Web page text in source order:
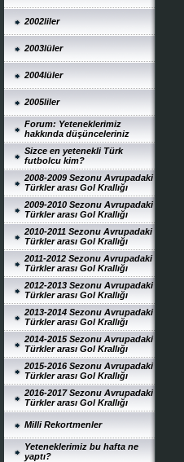
2002liler
2003lüler
2004lüler
2005liler
Forum: Yeteneklerimiz
hakkında düşünceleriniz
Sizce en yetenekli Türk
futbolcu kim?
2008-2009 Sezonu Avrupadaki
Türkler arası Gol Krallığı
2009-2010 Sezonu Avrupadaki
Türkler arası Gol Krallığı
2010-2011 Sezonu Avrupadaki
Türkler arası Gol Krallığı
2011-2012 Sezonu Avrupadaki
Türkler arası Gol Krallığı
2012-2013 Sezonu Avrupadaki
Türkler arası Gol Krallığı
2013-2014 Sezonu Avrupadaki
Türkler arası Gol Krallığı
2014-2015 Sezonu Avrupadaki
Türkler arası Gol Krallığı
2015-2016 Sezonu Avrupadaki
Türkler arası Gol Krallığı
2016-2017 Sezonu Avrupadaki
Türkler arası Gol Krallığı
Milli Rekortmenler
Yeteneklerimiz bu hafta ne
yaptı?